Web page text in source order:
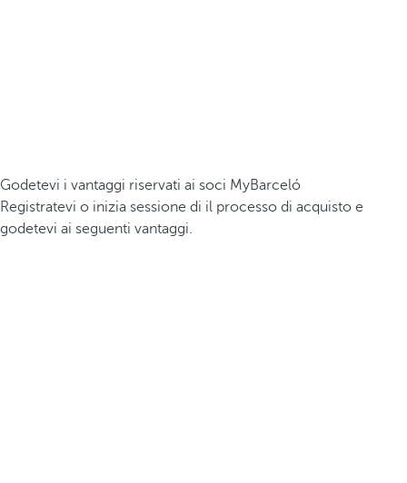
Godetevi i vantaggi riservati ai soci MyBarceló
Registratevi o inizia sessione di il processo di acquisto e
godetevi ai seguenti vantaggi.